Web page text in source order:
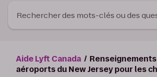
Rechercher des mots-clés ou des
Aide Lyft Canada
aéroports du New Jersey pour les